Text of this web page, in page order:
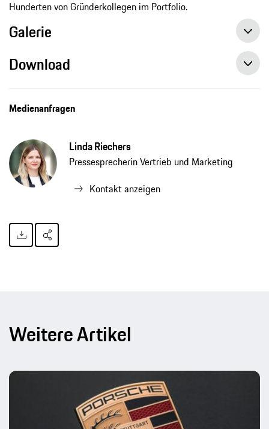
Hunderten von Gründerkollegen im Portfolio.
Galerie
Download
Medienanfragen
Linda Riechers
Pressesprecherin Vertrieb und Marketing
Kontakt anzeigen
Weitere Artikel